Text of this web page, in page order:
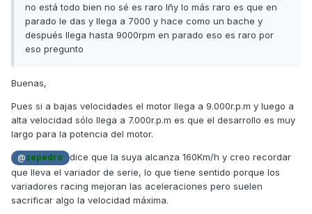
no está todo bien no sé es raro lñy lo más raro es que en
parado le das y llega a 7000 y hace como un bache y
después llega hasta 9000rpm en parado eso es raro por
eso pregunto
Buenas,
Pues si a bajas velocidades el motor llega a 9.000r.p.m y luego a
alta velocidad sólo llega a 7.000r.p.m es que el desarrollo es muy
largo para la potencia del motor.
@zepedro
dice que la suya alcanza 160Km/h y creo recordar
que lleva el variador de serie, lo que tiene sentido porque los
variadores racing mejoran las aceleraciones pero suelen
sacrificar algo la velocidad máxima.